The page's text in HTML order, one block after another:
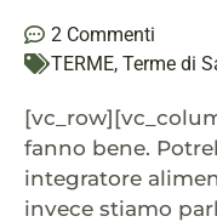
2 Commenti
TERME, Terme di
fanno bene.
integratore
invece stiamo